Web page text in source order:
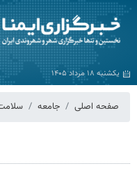
یکشنبه ۱۸ مرداد ۱۴۰۵
صفحه اصلی جامعه